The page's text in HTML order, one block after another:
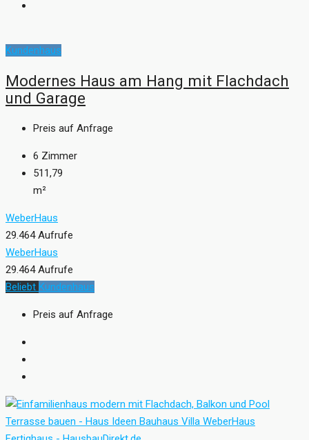
Kundenhaus
Modernes Haus am Hang mit Flachdach
und Garage
Preis auf Anfrage
6 Zimmer
511,79
m²
WeberHaus
29.464 Aufrufe
WeberHaus
29.464 Aufrufe
Beliebt Kundenhaus
Preis auf Anfrage